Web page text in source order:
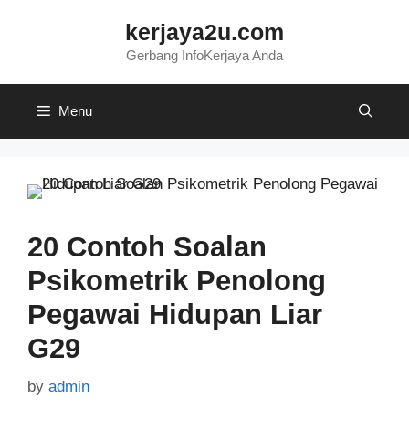
kerjaya2u.com
Gerbang InfoKerjaya Anda
Menu
20 Contoh Soalan
Psikometrik Penolong
Pegawai Hidupan Liar
G29
by admin